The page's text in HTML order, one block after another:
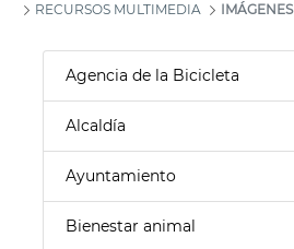
RECURSOS MULTIMEDIA
IMÁGENES
Agencia de la Bicicleta
Alcaldía
Ayuntamiento
Bienestar animal